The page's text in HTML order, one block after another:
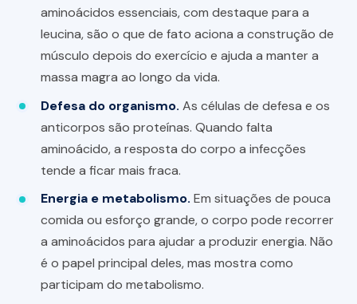
aminoácidos essenciais, com destaque para a
leucina, são o que de fato aciona a construção de
músculo depois do exercício e ajuda a manter a
massa magra ao longo da vida.
Defesa do organismo. As células de defesa e os
anticorpos são proteínas. Quando falta
aminoácido, a resposta do corpo a infecções
tende a ficar mais fraca.
Energia e metabolismo. Em situações de pouca
comida ou esforço grande, o corpo pode recorrer
a aminoácidos para ajudar a produzir energia. Não
é o papel principal deles, mas mostra como
participam do metabolismo.